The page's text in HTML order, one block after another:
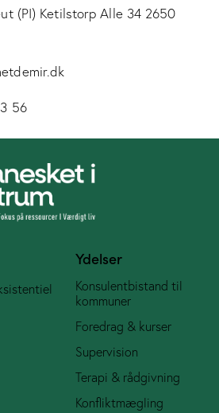
(PI) Ketilstorp Alle 34 2650
56
Ydelser
Konsulentbistand til
kommuner
Foredrag & kurser
Supervision
Terapi & rådgivning
Konfliktmægling